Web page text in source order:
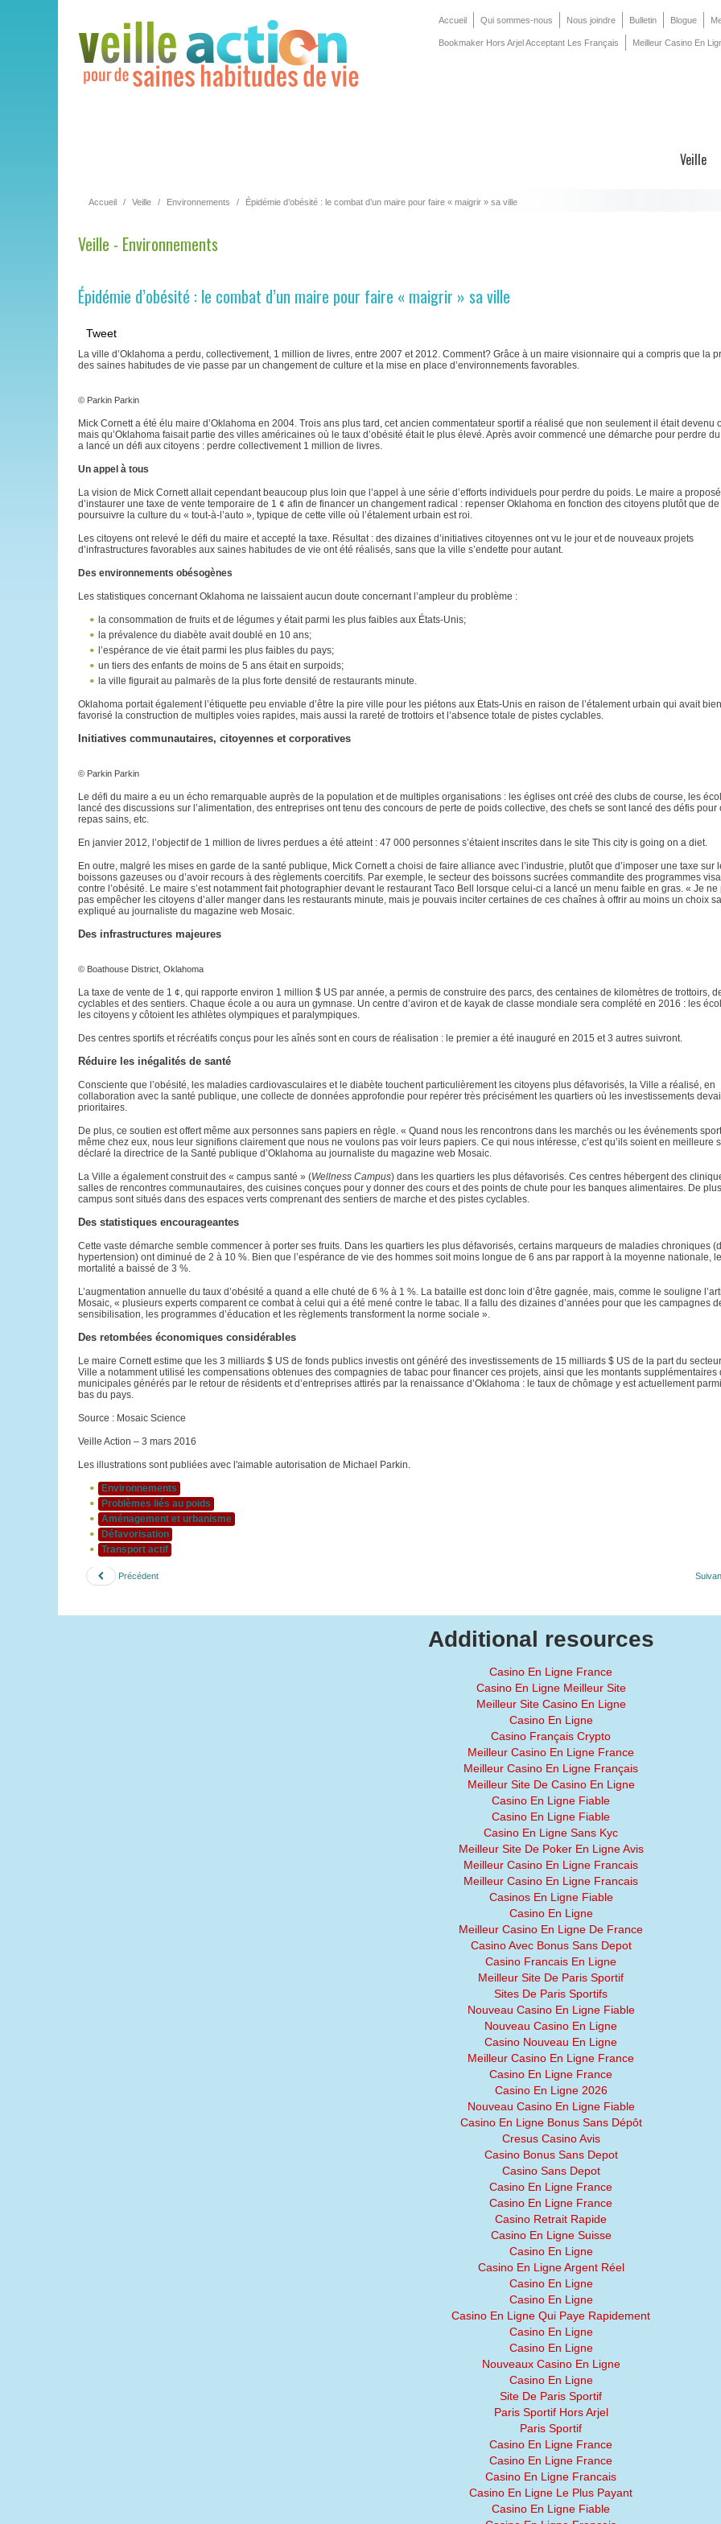
Accueil Qui sommes-nous Nous joindre Bulletin Blogue
Bookmaker Hors Arjel Acceptant Les Français Meilleur Casino En
Veille
Accueil / Veille / Environnements / Épidémie d’obésité : le combat d’un maire pour faire « maigrir » sa ville
Veille - Environnements
Épidémie d’obésité : le combat d’un maire pour faire « maigrir » sa ville
Tweet
La ville d’Oklahoma a perdu, collectivement, 1 million de livres, entre 2007 et 2012. Comment? Grâce à un maire visionnaire qui a compris que la
des saines habitudes de vie passe par un changement de culture et la mise en place d’environnements favorables.
© Parkin Parkin
Mick Cornett a été élu maire d’Oklahoma en 2004. Trois ans plus tard, cet ancien commentateur sportif a réalisé que non seulement il était devenu
mais qu’Oklahoma faisait partie des villes américaines où le taux d’obésité était le plus élevé. Après avoir commencé une démarche pour perdre
a lancé un défi aux citoyens : perdre collectivement 1 million de livres.
Un appel à tous
La vision de Mick Cornett allait cependant beaucoup plus loin que l’appel à une série d’efforts individuels pour perdre du poids. Le maire a proposé
d’instaurer une taxe de vente temporaire de 1 ¢ afin de financer un changement radical : repenser Oklahoma en fonction des citoyens plutôt que de
poursuivre la culture du « tout-à-l’auto », typique de cette ville où l’étalement urbain est roi.
Les citoyens ont relevé le défi du maire et accepté la taxe. Résultat : des dizaines d’initiatives citoyennes ont vu le jour et de nouveaux projets
d’infrastructures favorables aux saines habitudes de vie ont été réalisés, sans que la ville s’endette pour autant.
Des environnements obésogènes
Les statistiques concernant Oklahoma ne laissaient aucun doute concernant l’ampleur du problème :
la consommation de fruits et de légumes y était parmi les plus faibles aux États-Unis;
la prévalence du diabète avait doublé en 10 ans;
l’espérance de vie était parmi les plus faibles du pays;
un tiers des enfants de moins de 5 ans était en surpoids;
la ville figurait au palmarès de la plus forte densité de restaurants minute.
Oklahoma portait également l’étiquette peu enviable d’être la pire ville pour les piétons aux États-Unis en raison de l’étalement urbain qui avait
favorisé la construction de multiples voies rapides, mais aussi la rareté de trottoirs et l’absence totale de pistes cyclables.
Initiatives communautaires, citoyennes et corporatives
© Parkin Parkin
Le défi du maire a eu un écho remarquable auprès de la population et de multiples organisations : les églises ont créé des clubs de course, les
lancé des discussions sur l’alimentation, des entreprises ont tenu des concours de perte de poids collective, des chefs se sont lancé des défis pour
repas sains, etc.
En janvier 2012, l’objectif de 1 million de livres perdues a été atteint : 47 000 personnes s’étaient inscrites dans le site This city is going on a diet.
En outre, malgré les mises en garde de la santé publique, Mick Cornett a choisi de faire alliance avec l’industrie, plutôt que d’imposer une taxe sur
boissons gazeuses ou d’avoir recours à des règlements coercitifs. Par exemple, le secteur des boissons sucrées commandite des programmes
contre l’obésité. Le maire s’est notamment fait photographier devant le restaurant Taco Bell lorsque celui-ci a lancé un menu faible en gras. « Je ne
pas empêcher les citoyens d’aller manger dans les restaurants minute, mais je pouvais inciter certaines de ces chaînes à offrir au moins un choix
expliqué au journaliste du magazine web Mosaic.
Des infrastructures majeures
© Boathouse District, Oklahoma
La taxe de vente de 1 ¢, qui rapporte environ 1 million $ US par année, a permis de construire des parcs, des centaines de kilomètres de trottoirs,
cyclables et des sentiers. Chaque école a ou aura un gymnase. Un centre d’aviron et de kayak de classe mondiale sera complété en 2016 : les
les citoyens y côtoient les athlètes olympiques et paralympiques.
Des centres sportifs et récréatifs conçus pour les aînés sont en cours de réalisation : le premier a été inauguré en 2015 et 3 autres suivront.
Réduire les inégalités de santé
Consciente que l’obésité, les maladies cardiovasculaires et le diabète touchent particulièrement les citoyens plus défavorisés, la Ville a réalisé, en
collaboration avec la santé publique, une collecte de données approfondie pour repérer très précisément les quartiers où les investissements
prioritaires.
De plus, ce soutien est offert même aux personnes sans papiers en règle. « Quand nous les rencontrons dans les marchés ou les événements
même chez eux, nous leur signifions clairement que nous ne voulons pas voir leurs papiers. Ce qui nous intéresse, c’est qu’ils soient en meilleure
déclaré la directrice de la Santé publique d’Oklahoma au journaliste du magazine web Mosaic.
La Ville a également construit des « campus santé » (Wellness Campus) dans les quartiers les plus défavorisés. Ces centres hébergent des
salles de rencontres communautaires, des cuisines conçues pour y donner des cours et des points de chute pour les banques alimentaires. De
campus sont situés dans des espaces verts comprenant des sentiers de marche et des pistes cyclables.
Des statistiques encourageantes
Cette vaste démarche semble commencer à porter ses fruits. Dans les quartiers les plus défavorisés, certains marqueurs de maladies chroniques
hypertension) ont diminué de 2 à 10 %. Bien que l’espérance de vie des hommes soit moins longue de 6 ans par rapport à la moyenne nationale,
mortalité a baissé de 3 %.
L’augmentation annuelle du taux d’obésité a quand a elle chuté de 6 % à 1 %. La bataille est donc loin d’être gagnée, mais, comme le souligne
Mosaic, « plusieurs experts comparent ce combat à celui qui a été mené contre le tabac. Il a fallu des dizaines d’années pour que les campagnes
sensibilisation, les programmes d’éducation et les règlements transforment la norme sociale ».
Des retombées économiques considérables
Le maire Cornett estime que les 3 milliards $ US de fonds publics investis ont généré des investissements de 15 milliards $ US de la part du
Ville a notamment utilisé les compensations obtenues des compagnies de tabac pour financer ces projets, ainsi que les montants supplémentaires
municipales générés par le retour de résidents et d’entreprises attirés par la renaissance d’Oklahoma : le taux de chômage y est actuellement
bas du pays.
Source : Mosaic Science
Veille Action – 3 mars 2016
Les illustrations sont publiées avec l'aimable autorisation de Michael Parkin.
Environnements
Problèmes liés au poids
Aménagement et urbanisme
Défavorisation
Transport actif
Précédent
Additional resources
Casino En Ligne France
Casino En Ligne Meilleur Site
Meilleur Site Casino En Ligne
Casino En Ligne
Casino Français Crypto
Meilleur Casino En Ligne France
Meilleur Casino En Ligne Français
Meilleur Site De Casino En Ligne
Casino En Ligne Fiable
Casino En Ligne Fiable
Casino En Ligne Sans Kyc
Meilleur Site De Poker En Ligne Avis
Meilleur Casino En Ligne Francais
Meilleur Casino En Ligne Francais
Casinos En Ligne Fiable
Casino En Ligne
Meilleur Casino En Ligne De France
Casino Avec Bonus Sans Depot
Casino Francais En Ligne
Meilleur Site De Paris Sportif
Sites De Paris Sportifs
Nouveau Casino En Ligne Fiable
Nouveau Casino En Ligne
Casino Nouveau En Ligne
Meilleur Casino En Ligne France
Casino En Ligne France
Casino En Ligne 2026
Nouveau Casino En Ligne Fiable
Casino En Ligne Bonus Sans Dépôt
Cresus Casino Avis
Casino Bonus Sans Depot
Casino Sans Depot
Casino En Ligne France
Casino En Ligne France
Casino Retrait Rapide
Casino En Ligne Suisse
Casino En Ligne
Casino En Ligne Argent Réel
Casino En Ligne
Casino En Ligne
Casino En Ligne Qui Paye Rapidement
Casino En Ligne
Casino En Ligne
Nouveaux Casino En Ligne
Casino En Ligne
Site De Paris Sportif
Paris Sportif Hors Arjel
Paris Sportif
Casino En Ligne France
Casino En Ligne France
Casino En Ligne Francais
Casino En Ligne Le Plus Payant
Casino En Ligne Fiable